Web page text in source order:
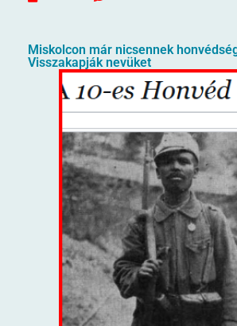
Miskolcon már nicsennek
Visszakapják nevüket